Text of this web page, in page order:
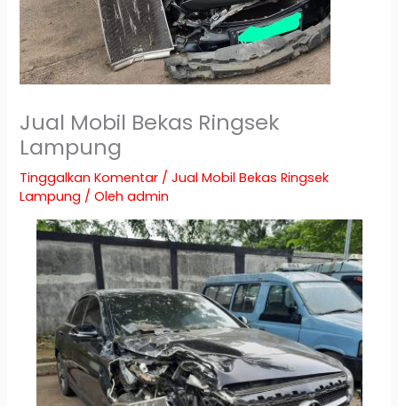
Jual Mobil Bekas Ringsek
Lampung
Tinggalkan Komentar /Jual Mobil Bekas Ringsek
Lampung / Olehadmin